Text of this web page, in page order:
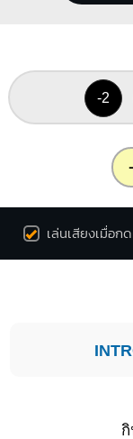
-2
เล่นเสียงเมื่อก
กิ